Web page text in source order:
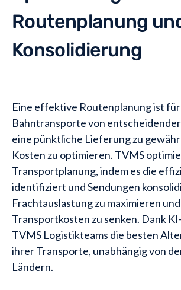
Routenplanung
Konsolidierung
Eine effektive Routenplanung ist
Bahntransporte von
eine pünktliche Lieferung zu
Kosten zu optimieren. TVMS
Transportplanung, indem es die
identifiziert und Sendungen
Frachtauslastung zu maximieren
Transportkosten zu senken. Dank
TVMS Logistikteams die besten
ihrer Transporte, unabhängig von
Ländern.